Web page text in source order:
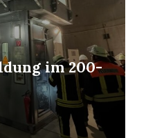
im 200-